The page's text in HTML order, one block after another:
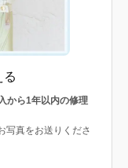
る
から1年以内の修理
写真をお送りくださ